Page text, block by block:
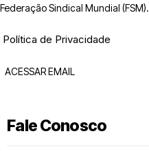
Federação Sindical Mundial (FSM).
Política de Privacidade
ACESSAR EMAIL
Fale Conosco